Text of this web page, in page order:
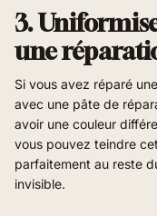
3.
une
Si vous avez réparé
avec une pâte de
avoir une couleur
vous pouvez teindre
parfaitement au reste
invisible.